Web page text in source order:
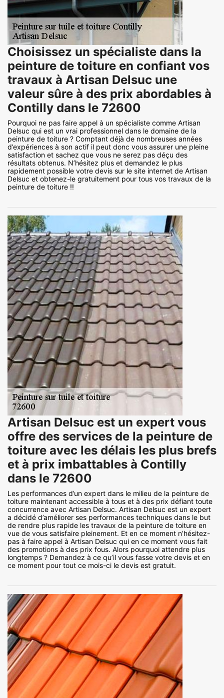
Choisissez un spécialiste dans la
peinture de toiture en confiant vos
travaux à Artisan Delsuc une
valeur sûre à des prix abordables à
Contilly dans le 72600
Pourquoi ne pas faire appel à un spécialiste comme Artisan
Delsuc qui est un vrai professionnel dans le domaine de la
peinture de toiture ? Comptant déjà de nombreuses années
d’expériences à son actif il peut donc vous assurer une pleine
satisfaction et sachez que vous ne serez pas déçu des
résultats obtenus. N’hésitez plus et demandez le plus
rapidement possible votre devis sur le site internet de Artisan
Delsuc et obtenez-le gratuitement pour tous vos travaux de la
peinture de toiture !!
Artisan Delsuc est un expert vous
offre des services de la peinture de
toiture avec les délais les plus brefs
et à prix imbattables à Contilly
dans le 72600
Les performances d’un expert dans le milieu de la peinture de
toiture maintenant accessible à tous et à des prix défiant toute
concurrence avec Artisan Delsuc. Artisan Delsuc est un expert
a décidé d’améliorer ses performances techniques dans le but
de rendre plus rapide les travaux de la peinture de toiture en
vue de vous satisfaire pleinement. Et en ce moment n’hésitez-
pas à faire appel à Artisan Delsuc qui en ce moment vous fait
des promotions à des prix fous. Alors pourquoi attendre plus
longtemps ? Demandez à ce qu’il vous fasse votre devis et en
ce moment pour tout ce mois-ci le devis est gratuit.